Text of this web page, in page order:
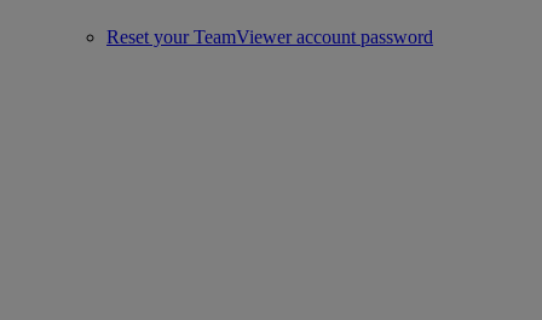
Reset your TeamViewer account password